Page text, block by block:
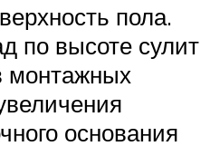
пола.
по высоте сулит
монтажных
основания